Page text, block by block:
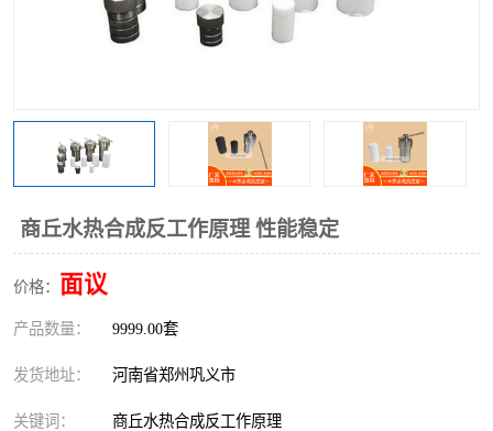
商丘水热合成反工作原理 性能稳定
价格： 面议
产品数量： 9999.00套
发货地址： 河南省郑州巩义市
关键词： 商丘水热合成反工作原理